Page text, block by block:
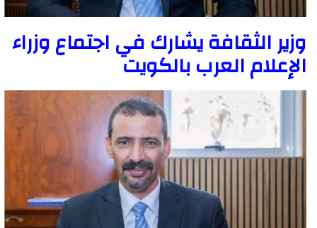
وزير الثقافة يشارك في اجتماع وزراء
الإعلام العرب بالكويت